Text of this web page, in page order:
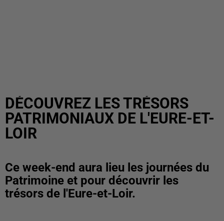
DÉCOUVREZ LES TRÉSORS
PATRIMONIAUX DE L'EURE-ET-
LOIR
Ce week-end aura lieu les journées du
Patrimoine et pour découvrir les
trésors de l'Eure-et-Loir.